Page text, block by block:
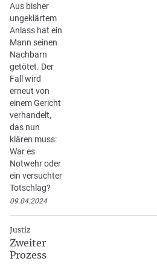
Aus bisher
ungeklärtem
Anlass hat ein
Mann seinen
Nachbarn
getötet. Der
Fall wird
erneut von
einem Gericht
verhandelt,
das nun
klären muss:
War es
Notwehr oder
ein versuchter
Totschlag?
09.04.2024
Justiz
Zweiter
Prozess